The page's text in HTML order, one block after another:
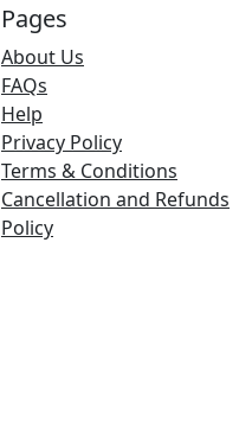
Pages
About Us
FAQs
Help
Privacy Policy
Terms & Conditions
Cancellation and Refunds
Policy